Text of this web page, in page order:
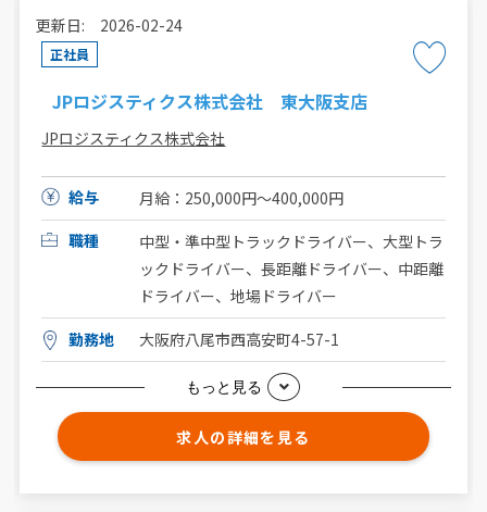
更新日: 2026-02-24
正社員
JPロジスティクス株式会社 東大阪支店
JPロジスティクス株式会社
給与
月給：250,000円〜400,000円
職種
中型・準中型トラックドライバー、大型トラ
ックドライバー、長距離ドライバー、中距離
ドライバー、地場ドライバー
勤務地
大阪府八尾市西高安町4-57-1
もっと見る
求人の詳細を見る